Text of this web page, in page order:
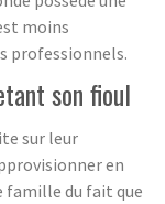
moins
professionnels.
son fioul
sur leur
en
famille du fait que